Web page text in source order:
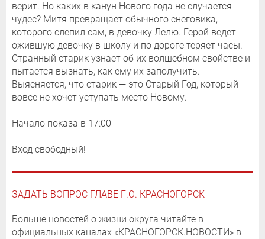
верит. Но каких в канун Нового года не случается
чудес? Митя превращает обычного снеговика,
которого слепил сам, в девочку Лелю. Герой ведет
ожившую девочку в школу и по дороге теряет часы.
Странный старик узнает об их волшебном свойстве и
пытается вызнать, как ему их заполучить.
Выясняется, что старик — это Старый Год, который
вовсе не хочет уступать место Новому.
Начало показа в 17:00
Вход свободный!
ЗАДАТЬ ВОПРОС ГЛАВЕ Г.О. КРАСНОГОРСК
Больше новостей о жизни округа читайте в
официальных каналах «КРАСНОГОРСК.НОВОСТИ» в